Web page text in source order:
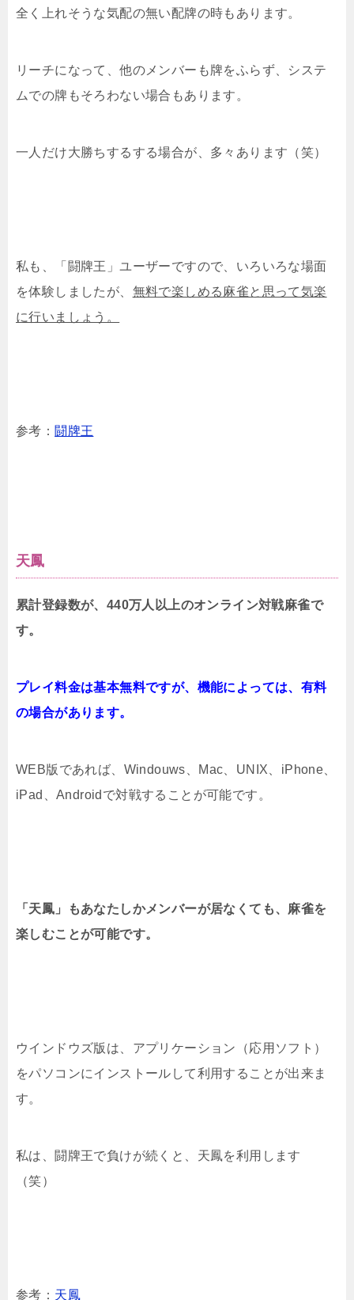
全く上れそうな気配の無い配牌の時もあります。
リーチになって、他のメンバーも牌をふらず、システ
ムでの牌もそろわない場合もあります。
一人だけ大勝ちするする場合が、多々あります（笑）
私も、「闘牌王」ユーザーですので、いろいろな場面
を体験しましたが、 無料で楽しめる麻雀と思って気楽
に行いましょう。
参考： 闘牌王
天鳳
累計登録数が、 440万人以上のオンライン対戦麻雀で
す。
プレイ料金は基本無料ですが、機能によっては、 有料
の場合があります。
WEB版であれば、Windouws、Mac、UNIX、iPhone、
iPad、Androidで対戦することが可能です。
「天鳳」もあなたしかメンバーが居なくても、麻雀を
楽しむことが可能です。
ウインドウズ版は、アプリケーション（応用ソフト）
をパソコンにインストールして利用することが出来ま
す。
私は、闘牌王で負けが続くと、天鳳を利用します
（笑）
参考： 天鳳